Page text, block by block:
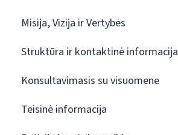
Misija, Vizija ir Vertybės
Struktūra ir kontaktinė informacija
Konsultavimasis su visuomene
Teisinė informacija